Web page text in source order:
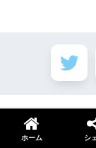
ホーム シ